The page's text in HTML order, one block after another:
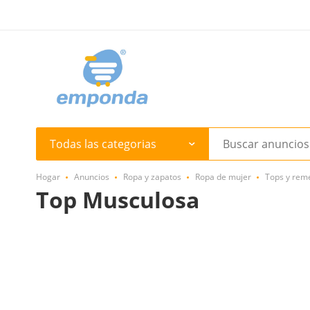
Todas las categorias
Hogar Anuncios Ropa y zapatos Ropa de mujer Tops y
Top Musculosa